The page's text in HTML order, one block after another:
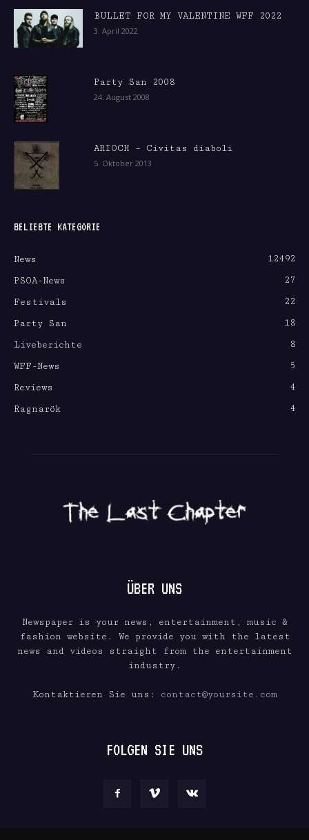
BULLET FOR MY VALENTINE WFF 2022
3. April 2022
Party San 2008
24. August 2008
ARIOCH – Civitas diaboli
5. Oktober 2013
BELIEBTE KATEGORIE
News
12492
PSOA-News
27
Festivals
22
Party San
18
Liveberichte
8
WFF-News
5
Reviews
4
Ragnarök
4
ÜBER UNS
Newspaper is your news, entertainment, music &
fashion website. We provide you with the latest
news and videos straight from the entertainment
industry.
Kontaktieren Sie uns: contact@yoursite.com
FOLGEN SIE UNS